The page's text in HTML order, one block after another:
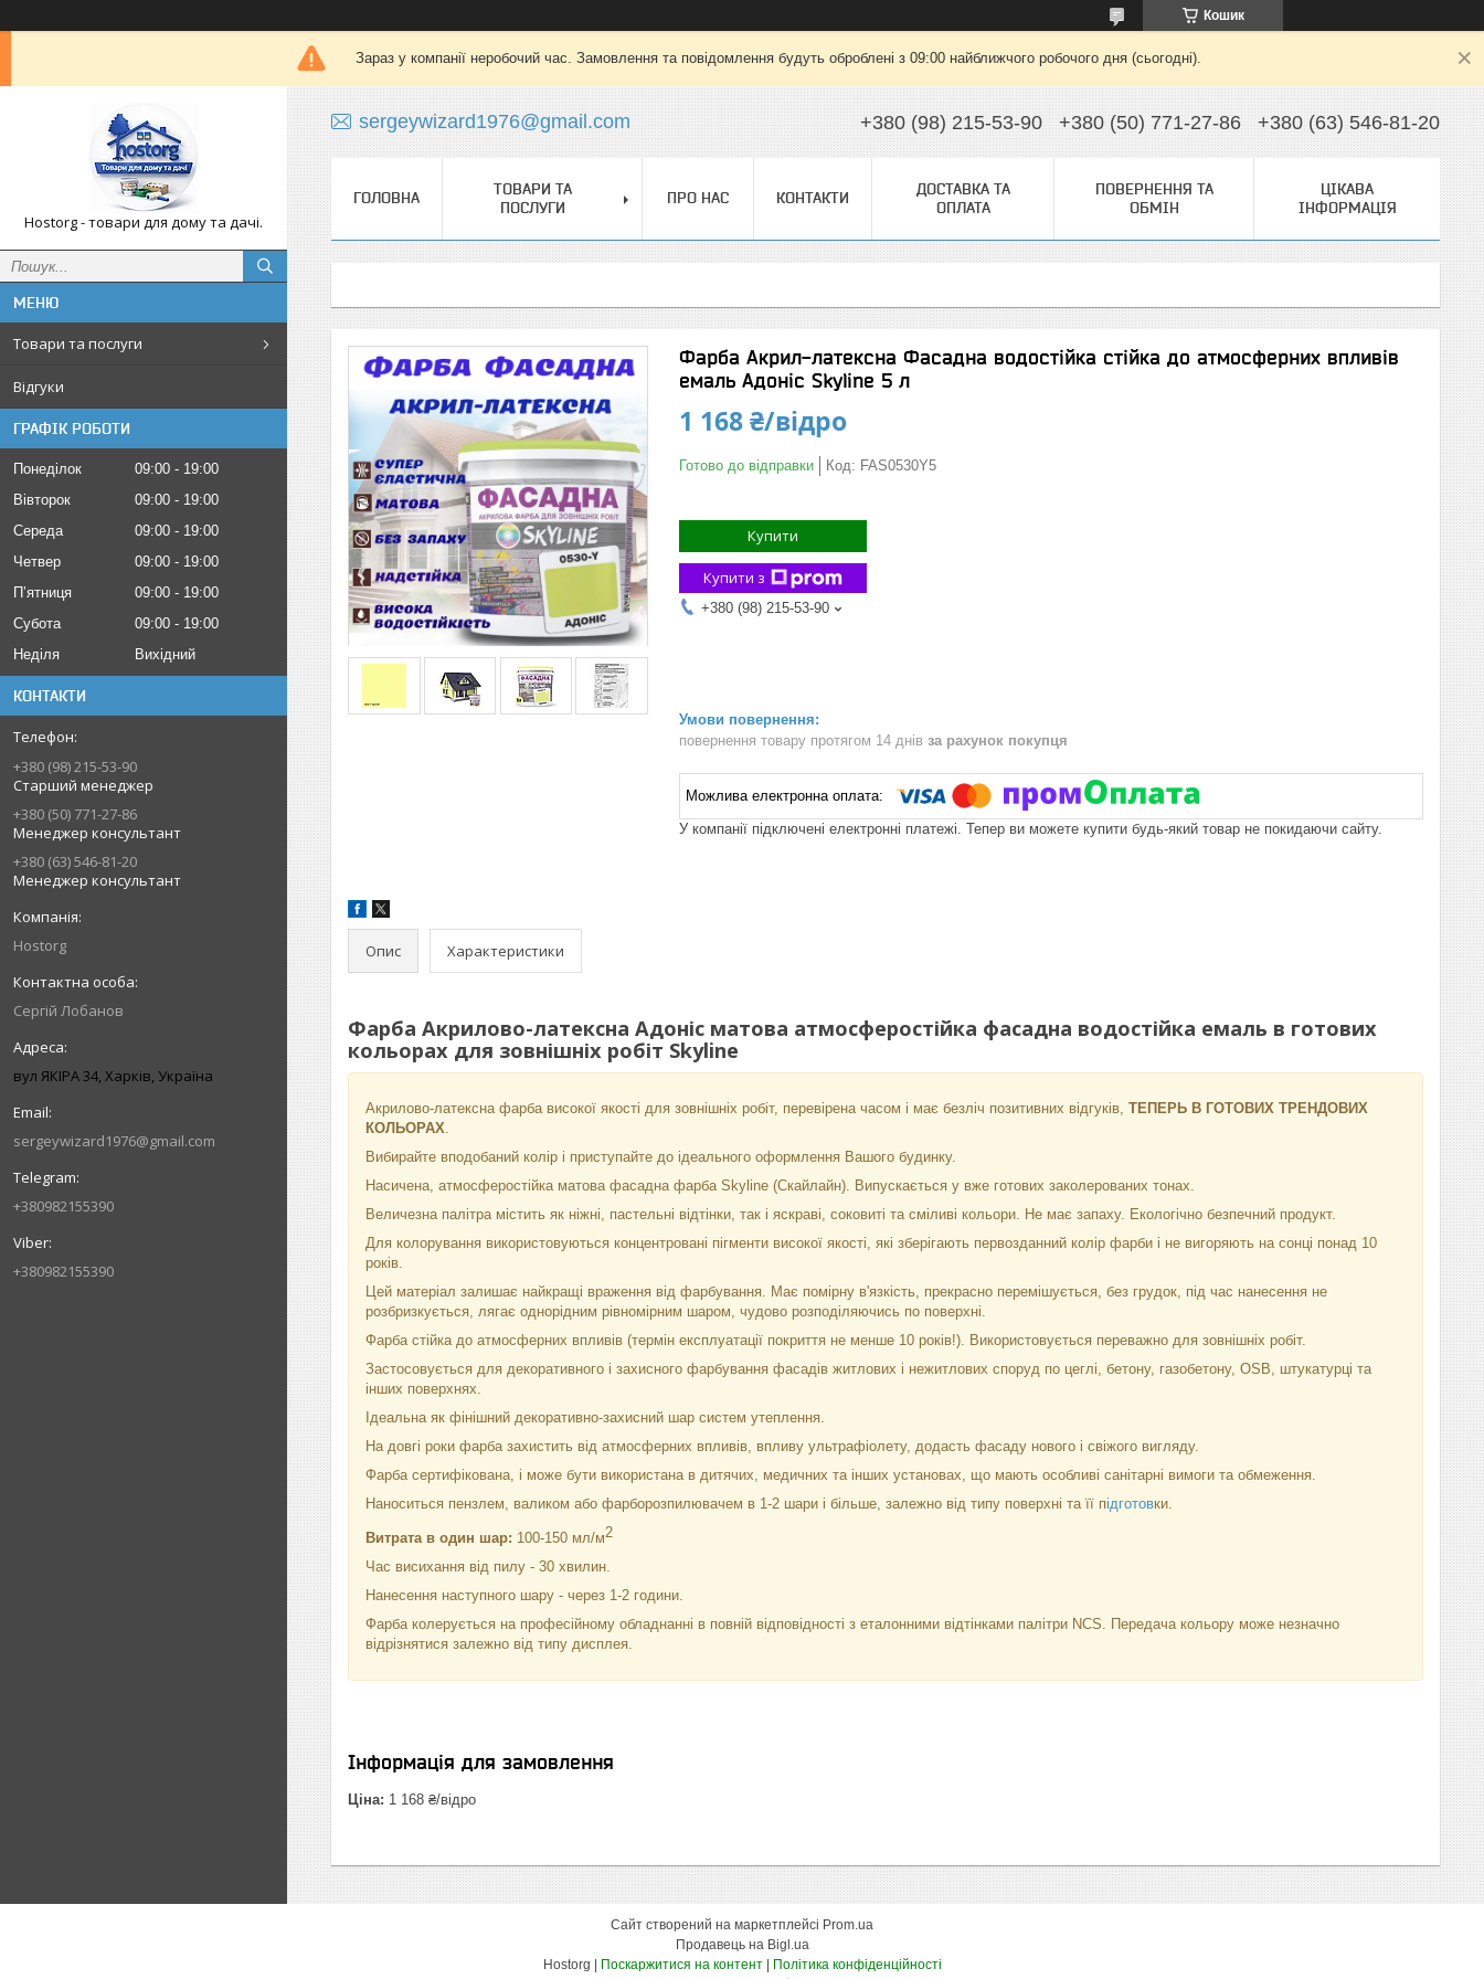
Кошик
Зараз у компанії неробочий час. Замовлення та повідомлення будуть оброблені з 09:00 найближчого робочого дня (сьогодні).
Hostorg - товари для дому та дачі.
Товари та послуги
Відгуки
ГРАФІК РОБОТИ
Понеділок 09:00
19:00
Вівторок
09:00
19:00
Середа
09:00
19:00
Четвер
09:00
19:00
Пʼятниця
09:00
19:00
Субота
09:00
19:00
Неділя
Вихідний
КОНТАКТИ
+380 (98) 215-53-90
Старший менеджер
+380 (50) 771-27-86
Менеджер консультант
+380 (63) 546-81-20
Менеджер консультант
Hostorg
Сергій Лобанов
вул ЯКІРА 34, Харків, Україна
sergeywizard1976@gmail.com
+380982155390
+380982155390
sergeywizard1976@gmail.com +380 (98) 215-53-90 +380 (50) 771-27-86 +380 (63) 546-81-20
ГОЛОВНА
ТОВАРИ ТА
ПОСЛУГИ
ПРО НАС КОНТАКТИ
ДОСТАВКА ТА
ОПЛАТА
ПОВЕРНЕННЯ ТА
ОБМІН
ЦІКАВА
ІНФОРМАЦІЯ
Фарба Акрил-латексна Фасадна водостійка стійка до атмосферних впливів
емаль Адоніс Skyline 5 л
1 168 ₴/відро
Готово до відправки Код: FAS0530Y5
Купити
Купити з
+380 (98) 215-53-90
повернення товару протягом 14 днів за рахунок покупця
У компанії підключені електронні платежі. Тепер ви можете купити будь-який товар не покидаючи сайту.
Опис Характеристики
Фарба Акрилово-латексна Адоніс матова атмосферостійка фасадна водостійка емаль в готових
кольорах для зовнішніх робіт Skyline
Акрилово-латексна фарба високої якості для зовнішніх робіт, перевірена часом і має безліч позитивних відгуків, ТЕПЕРЬ В ГОТОВИХ ТРЕНДОВИХ
КОЛЬОРАХ.
Вибирайте вподобаний колір і приступайте до ідеального оформлення Вашого будинку.
Насичена, атмосферостійка матова фасадна фарба Skyline (Скайлайн). Випускається у вже готових заколерованих тонах.
Величезна палітра містить як ніжні, пастельні відтінки, так і яскраві, соковиті та сміливі кольори. Не має запаху. Екологічно безпечний продукт.
Для колорування використовуються концентровані пігменти високої якості, які зберігають первозданний колір фарби і не вигоряють на сонці понад 10
років.
Цей матеріал залишає найкращі враження від фарбування. Має помірну в'язкість, прекрасно перемішується, без грудок, під час нанесення не
розбризкується, лягає однорідним рівномірним шаром, чудово розподіляючись по поверхні.
Фарба стійка до атмосферних впливів (термін експлуатації покриття не менше 10 років!). Використовується переважно для зовнішніх робіт.
Застосовується для декоративного і захисного фарбування фасадів житлових і нежитлових споруд по цеглі, бетону, газобетону, OSB, штукатурці та
інших поверхнях.
Ідеальна як фінішний декоративно-захисний шар систем утеплення.
На довгі роки фарба захистить від атмосферних впливів, впливу ультрафіолету, додасть фасаду нового і свіжого вигляду.
Фарба сертифікована, і може бути використана в дитячих, медичних та інших установах, що мають особливі санітарні вимоги та обмеження.
Наноситься пензлем, валиком або фарборозпилювачем в 1-2 шари і більше, залежно від типу поверхні та її підготовки.
Витрата в один шар: 100-150 мл/м2
Час висихання від пилу - 30 хвилин.
Нанесення наступного шару - через 1-2 години.
Фарба колерується на професійному обладнанні в повній відповідності з еталонними відтінками палітри NCS. Передача кольору може незначно
відрізнятися залежно від типу дисплея.
Інформація для замовлення
Ціна: 1 168 ₴/відро
Сайт створений на маркетплейсі Prom.ua
Продавець на Bigl.ua
Поскаржитися на контент
Політика конфіденційності